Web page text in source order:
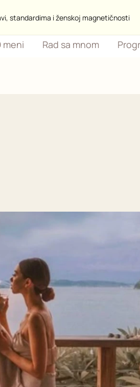
standardima i ženskoj magnetičnosti
meni Rad sa mnom